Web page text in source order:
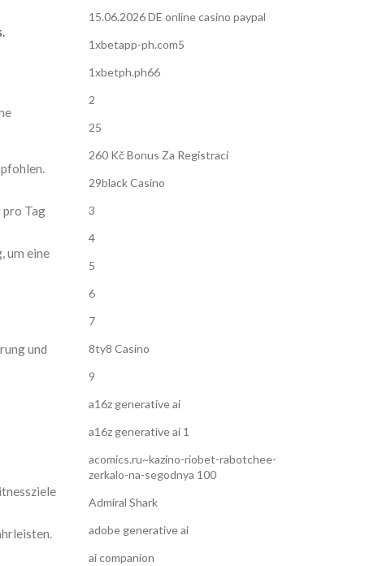
pro Tag
um eine
und
15.06.2026 DE online casino paypal
1xbetapp-ph.com5
1xbetph.ph66
2
25
260 Kč Bonus Za Registraci
29black Casino
3
4
5
6
7
8ty8 Casino
9
a16z generative ai
a16z generative ai 1
acomics.ru~kazino-riobet-rabotchee-
zerkalo-na-segodnya 100
Admiral Shark
adobe generative ai
ai companion